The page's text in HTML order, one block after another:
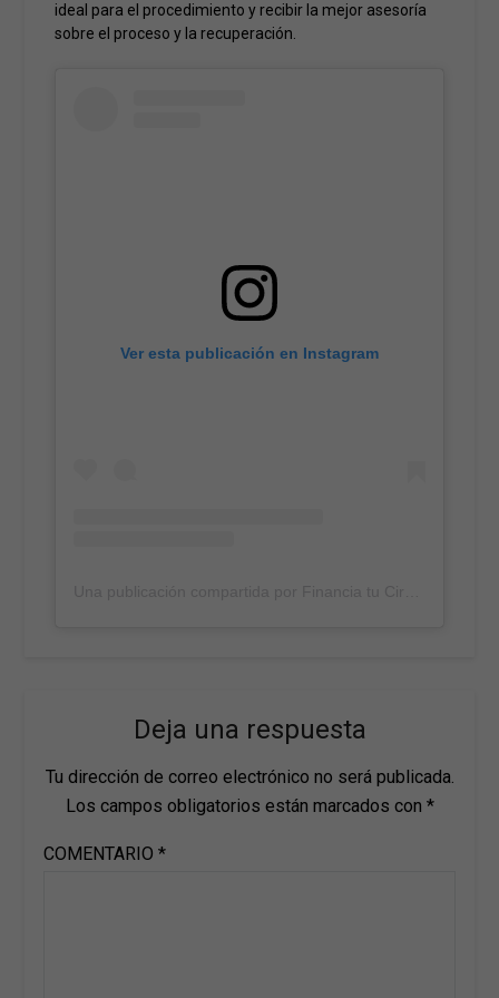
ideal para el procedimiento y recibir la mejor asesoría
sobre el proceso y la recuperación.
Ver esta publicación en Instagram
Deja una respuesta
Tu dirección de correo electrónico no será publicada.
Los campos obligatorios están marcados con *
COMENTARIO *